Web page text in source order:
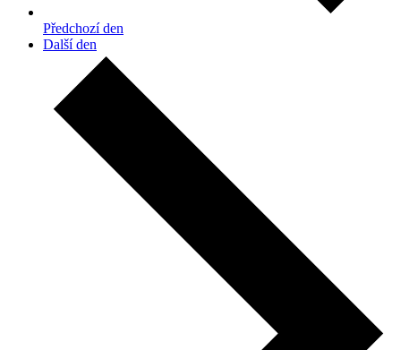
Předchozí den
Další den